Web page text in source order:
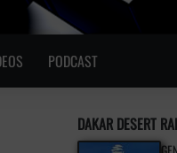
PODCAST
DAKAR DESERT